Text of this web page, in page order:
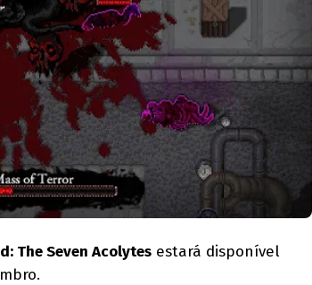
The Seven Acolytes estará disponível